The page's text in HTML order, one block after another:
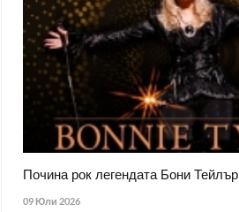
Почина рок легендата Бони Тейлър
09 Юли 2026